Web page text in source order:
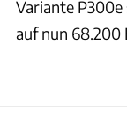
Variante
auf nun 68.200